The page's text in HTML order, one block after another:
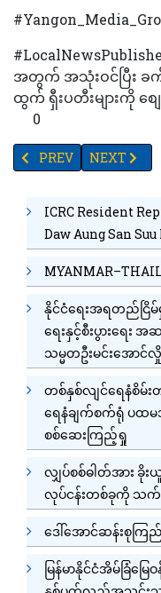
အတွက် အသုံးဝင်ပြီး ခ
ထွက် ရှီးပတီးများကို စျ
0
PREVIOUS
PREV NEXT
NEXT
ICRC Resident
Daw Aung San Suu
နိုင်ငံရေးအရတည်င
ရေးနှင့်စီးပွားရေး
သမ္မတဦးမင်းအောင်လှို
တစ်နှစ်လျင်ရေနံစိမ်
ရေနံချက်စက်ရုံ ပထမ
စစ်ဆေးကြည့်ရှု
လျှပ်စစ်ဓါတ်အား ခို
လုပ်ငန်းတစ်ခုကို သ
ဒေါ်အောင်ဆန်းစုကြ
မြန်မာနိုင်ငံအိမ်ခြံမ